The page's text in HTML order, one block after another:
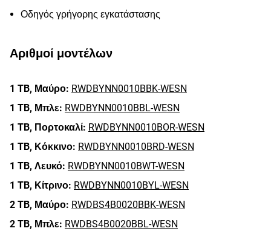
Οδηγός γρήγορης εγκατάστασης
Αριθμοί μοντέλων
1 TB, Μαύρο: RWDBYNN0010BBK-WESN
1 TB, Μπλε: RWDBYNN0010BBL-WESN
1 TB, Πορτοκαλί: RWDBYNN0010BOR-WESN
1 TB, Κόκκινο: RWDBYNN0010BRD-WESN
1 TB, Λευκό: RWDBYNN0010BWT-WESN
1 TB, Κίτρινο: RWDBYNN0010BYL-WESN
2 TB, Μαύρο: RWDBS4B0020BBK-WESN
2 TB, Μπλε: RWDBS4B0020BBL-WESN